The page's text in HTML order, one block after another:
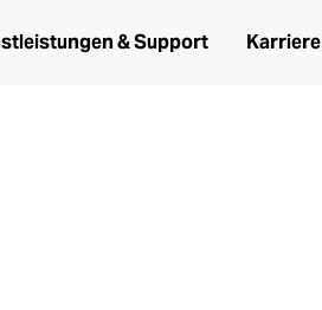
& Support Karriere